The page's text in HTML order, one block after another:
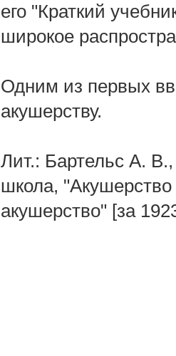
его "Краткий
широкое
Одним из первых
акушерству.
Лит.: Бартельс А.
школа,
акушерство" [за